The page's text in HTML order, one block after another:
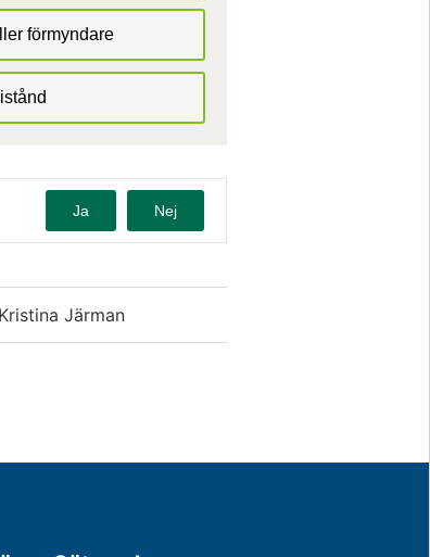
förmyndare
Ja Nej
Järman